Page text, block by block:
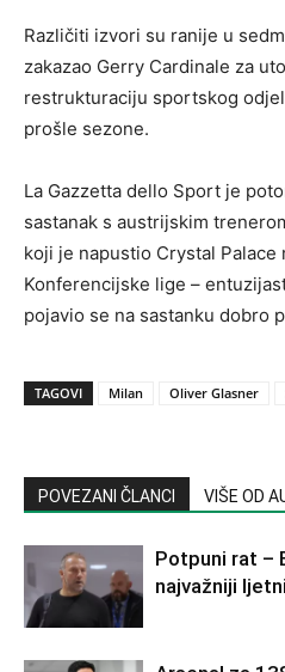
Različiti izvori su ranije u
zakazao Gerry Cardinale za
restrukturaciju sportskog
prošle sezone.
La Gazzetta dello Sport je
sastanak s austrijskim
koji je napustio Crystal Palace
Konferencijske lige –
pojavio se na sastanku dobro
TAGOVI Milan Oliver Glasner
POVEZANI ČLANCI VIŠE OD
Potpuni rat –
najvažniji